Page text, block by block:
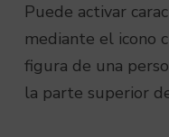
Puede activar
mediante el icono
figura de una
la parte superior